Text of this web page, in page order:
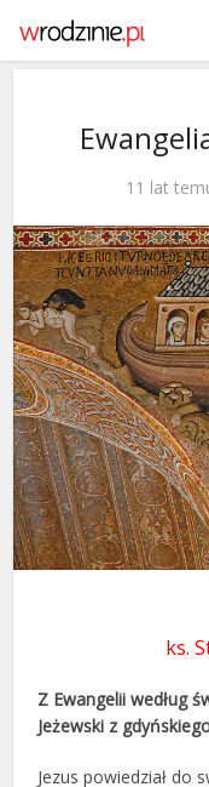
11 lat
ks.
Z Ewangelii według
Jeżewski z
Jezus powiedział do